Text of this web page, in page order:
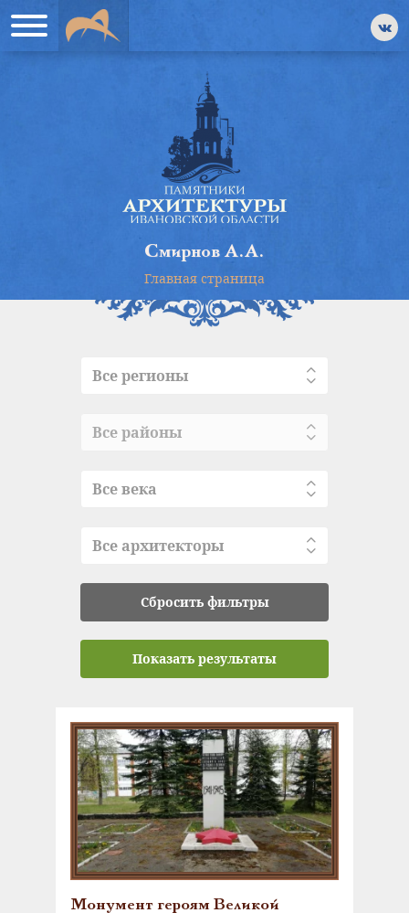
Смирнов А.А.
Главная страница
Все регионы
Все районы
Все века
Все архитекторы
Сбросить фильтры
Показать результаты
Монумент героям Великой